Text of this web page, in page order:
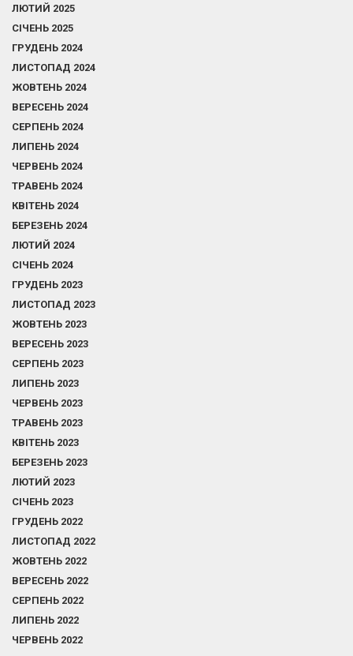
ЛЮТИЙ 2025
СІЧЕНЬ 2025
ГРУДЕНЬ 2024
ЛИСТОПАД 2024
ЖОВТЕНЬ 2024
ВЕРЕСЕНЬ 2024
СЕРПЕНЬ 2024
ЛИПЕНЬ 2024
ЧЕРВЕНЬ 2024
ТРАВЕНЬ 2024
КВІТЕНЬ 2024
БЕРЕЗЕНЬ 2024
ЛЮТИЙ 2024
СІЧЕНЬ 2024
ГРУДЕНЬ 2023
ЛИСТОПАД 2023
ЖОВТЕНЬ 2023
ВЕРЕСЕНЬ 2023
СЕРПЕНЬ 2023
ЛИПЕНЬ 2023
ЧЕРВЕНЬ 2023
ТРАВЕНЬ 2023
КВІТЕНЬ 2023
БЕРЕЗЕНЬ 2023
ЛЮТИЙ 2023
СІЧЕНЬ 2023
ГРУДЕНЬ 2022
ЛИСТОПАД 2022
ЖОВТЕНЬ 2022
ВЕРЕСЕНЬ 2022
СЕРПЕНЬ 2022
ЛИПЕНЬ 2022
ЧЕРВЕНЬ 2022